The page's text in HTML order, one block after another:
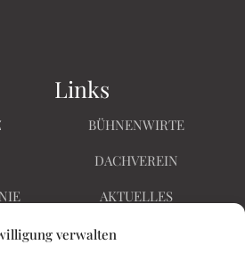
verwalten
Links
BÜHNENWIRTE
DACHVEREIN
AKTUELLES
KONTAKT